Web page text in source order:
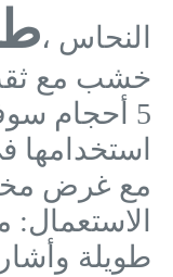
النحاس ،
خشب مع
5 أحجام
مع غرض
الاستعمال:
طويلة